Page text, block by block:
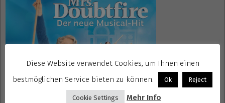
Diese Website verwendet Cookies, um Ihnen einen
bestmöglichen Service bieten zu können.
Ok Reject
Cookie Settings Mehr Info